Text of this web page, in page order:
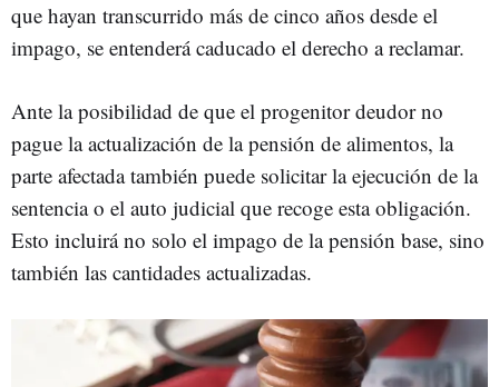
que hayan transcurrido más de cinco años desde el
impago, se entenderá caducado el derecho a reclamar.
Ante la posibilidad de que el progenitor deudor no
pague la actualización de la pensión de alimentos, la
parte afectada también puede solicitar la ejecución de la
sentencia o el auto judicial que recoge esta obligación.
Esto incluirá no solo el impago de la pensión base, sino
también las cantidades actualizadas.